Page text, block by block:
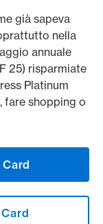
già sapeva
nella
annuale
25) risparmiate
Platinum
fare shopping o